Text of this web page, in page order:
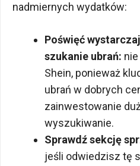
nadmiernych wydatków:
Poświęć
szukanie ubrań:
Shein, ponieważ
ubrań w dobrych
zainwestowanie
wyszukiwanie.
Sprawdź sekcję
jeśli odwiedzisz tę